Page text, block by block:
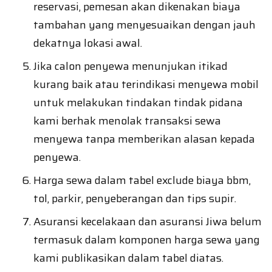
reservasi, pemesan akan dikenakan biaya
tambahan yang menyesuaikan dengan jauh
dekatnya lokasi awal.
Jika calon penyewa menunjukan itikad
kurang baik atau terindikasi menyewa mobil
untuk melakukan tindakan tindak pidana
kami berhak menolak transaksi sewa
menyewa tanpa memberikan alasan kepada
penyewa.
Harga sewa dalam tabel exclude biaya bbm,
tol, parkir, penyeberangan dan tips supir.
Asuransi kecelakaan dan asuransi Jiwa belum
termasuk dalam komponen harga sewa yang
kami publikasikan dalam tabel diatas.